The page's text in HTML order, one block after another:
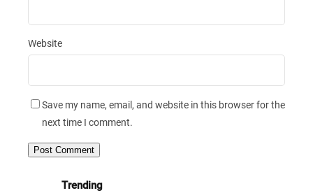
Website
Save my name, email, and website in this browser for the
next time I comment.
Trending